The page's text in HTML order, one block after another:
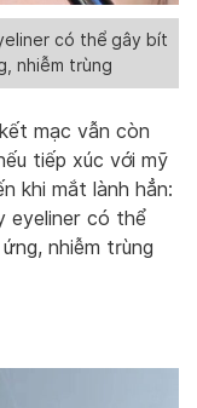
có thể gây bít
nhiễm trùng
mạc vẫn còn
tiếp xúc với mỹ
khi mắt lành hẳn:
eyeliner có thể
nhiễm trùng